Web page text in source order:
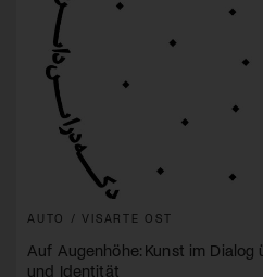
AUTO / VISARTE OST
Auf Augenhöhe: Kunst im Dialog
und Identität